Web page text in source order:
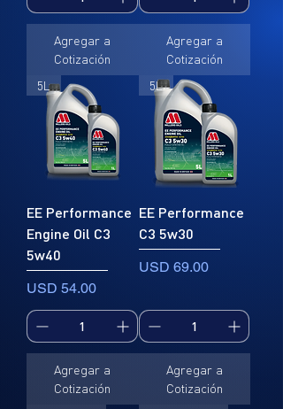
Agregar a
Cotización
Agregar a
Cotización
5L
EE Performance
Engine Oil C3
5w40
Precio
USD 54.00
Agregar a
Cotización
5L
EE Performance
C3 5w30
Precio
USD 69.00
Agregar a
Cotización